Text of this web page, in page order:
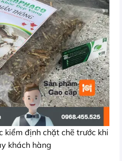
kiểm định chặt chẽ trước khi
khách hàng